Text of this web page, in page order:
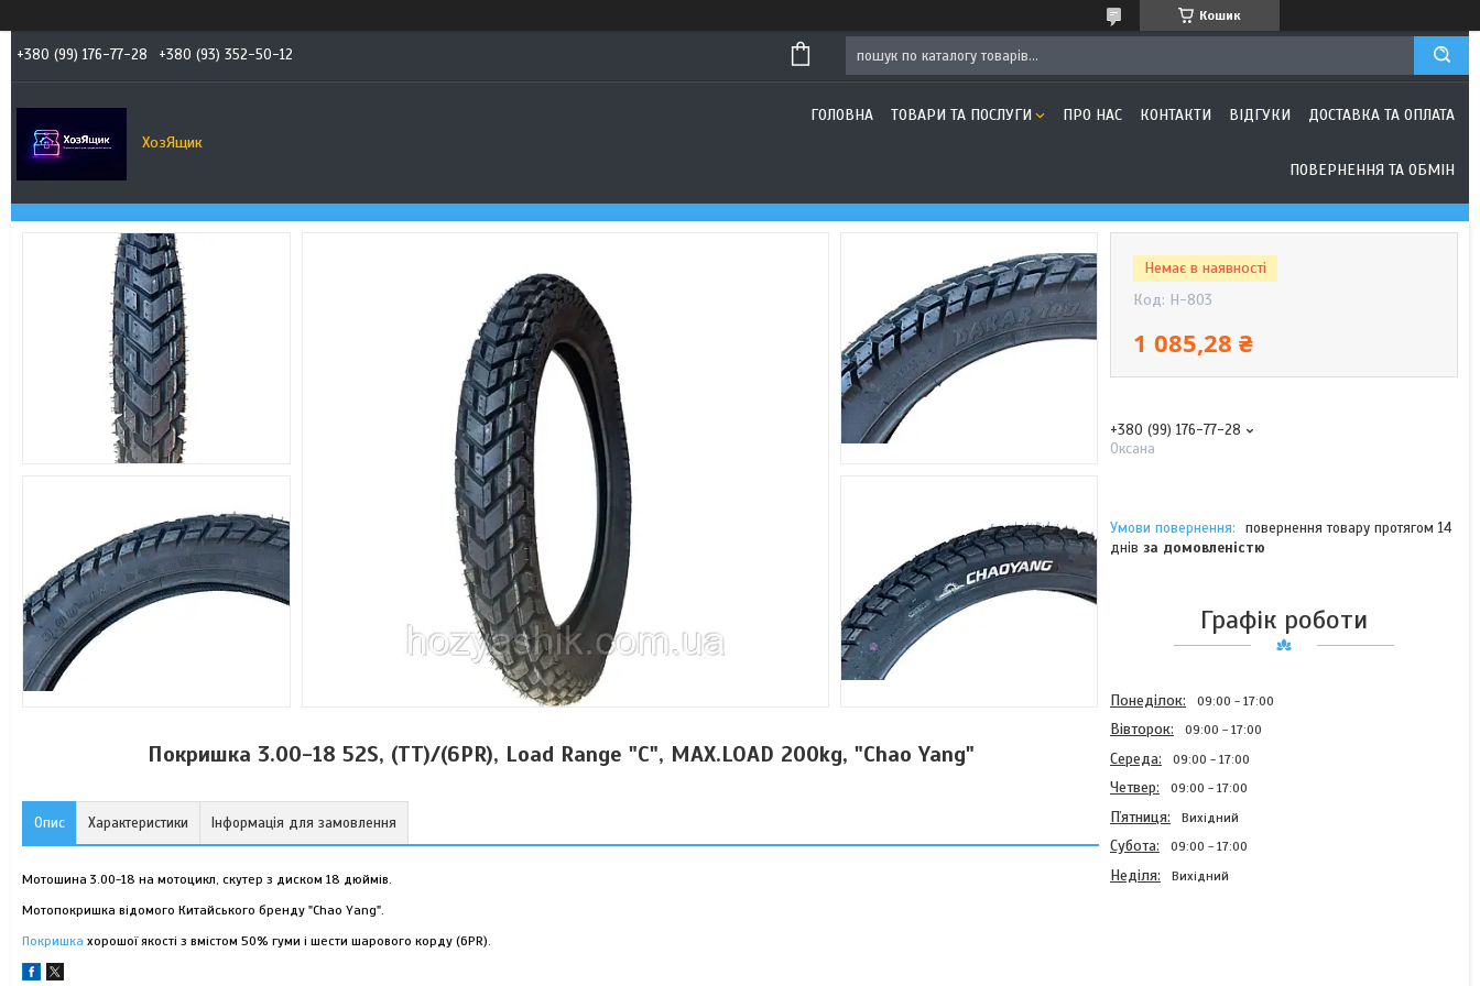
Кошик
+380 (99) 176-77-28 +380 (93) 352-50-12
ХозЯщик
ГОЛОВНА ТОВАРИ ТА ПОСЛУГИ ПРО НАС КОНТАКТИ ВІДГУКИ ДОСТАВКА ТА ОПЛАТА
ПОВЕРНЕННЯ ТА ОБМІН
Покришка 3.00-18 52S, (ТТ)/(6PR), Load Range "C", MAX.LOAD 200kg, "Chao Yang"
Опис Характеристики Інформація для замовлення
Мотошина 3.00-18 на мотоцикл, скутер з диском 18 дюймів.
Мотопокришка відомого Китайського бренду "Chao Yang".
Покришка хорошої якості з вмістом 50% гуми і шести шарового корду (6PR).
Немає в наявності
Код: H-803
1 085,28 ₴
+380 (99) 176-77-28
Оксана
повернення товару протягом 14
днів за домовленістю
Графік роботи
Понеділок 09:00 17:00
Вівторок 09:00 17:00
Середа 09:00 17:00
Четвер 09:00 17:00
Пʼятниця Вихідний
Субота 09:00 17:00
Неділя Вихідний